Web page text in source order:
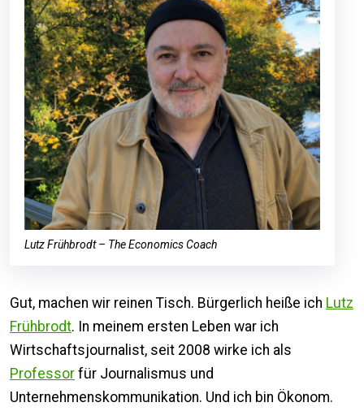
Lutz Frühbrodt – The Economics Coach
Gut, machen wir reinen Tisch. Bürgerlich heiße ich Lutz
Frühbrodt. In meinem ersten Leben war ich
Wirtschaftsjournalist, seit 2008 wirke ich als
Professor für Journalismus und
Unternehmenskommunikation. Und ich bin Ökonom.